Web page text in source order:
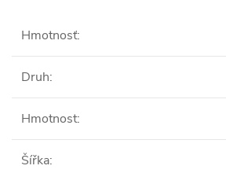
Hmotnosť:
Druh:
Hmotnost:
Šířka: